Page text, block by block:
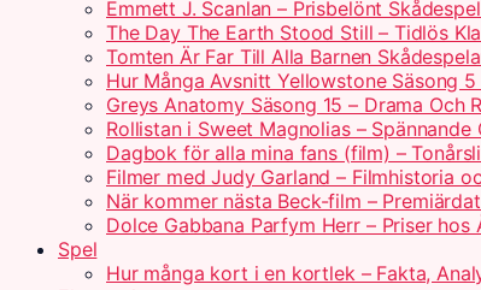
Emmett J. Scanlan – Prisbelönt
The Day The Earth Stood Still – Tidlös
Tomten Är Far Till Alla Barnen
Hur Många Avsnitt Yellowstone Säsong
Greys Anatomy Säsong 15 – Drama Och
Rollistan i Sweet Magnolias – Spännande
Dagbok för alla mina fans (film) –
Filmer med Judy Garland – Filmhistoria
När kommer nästa Beck-film –
Dolce Gabbana Parfym Herr – Priser hos
Spel
Hur många kort i en kortlek – Fakta,